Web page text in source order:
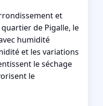
et
de Pigalle, le
humidité
et les variations
le séchage
le